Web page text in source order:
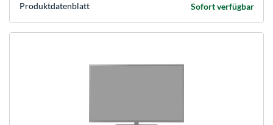
Sofort verfügbar
Produkt­datenblatt